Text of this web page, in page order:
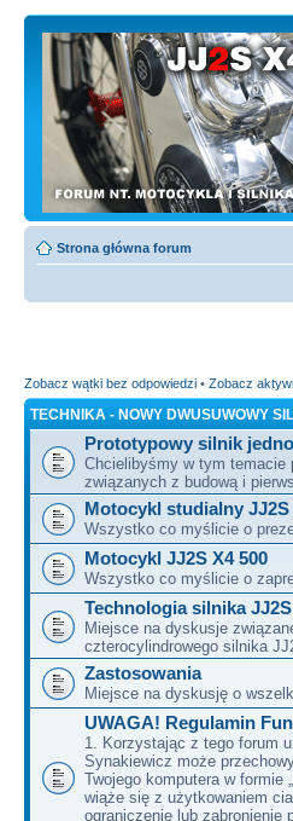
Strona główna forum
Zobacz wątki bez odpowiedzi • Zobacz
TECHNIKA - NOWY DWUSUWOWY
Prototypowy silnik
Chcielibyśmy w tym temacie
związanych z budową i
Motocykl studialny JJ2S
Wszystko co myślicie o
Motocykl JJ2S X4 500
Wszystko co myślicie o
Technologia silnika
Miejsce na dyskusje
czterocylindrowego silnika
Zastosowania
Miejsce na dyskusję o
UWAGA! Regulamin
1. Korzystając z tego forum
Synakiewicz może
Twojego komputera w formie
wiąże się z użytkowaniem
ograniczenie lub zabronienie